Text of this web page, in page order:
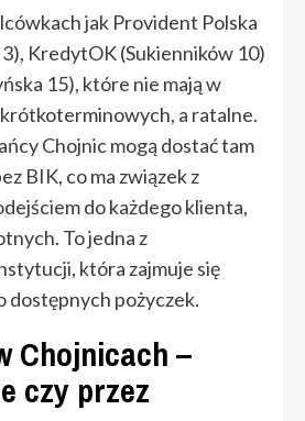
jak Provident Polska
KredytOK (Sukienników 10)
15), które nie mają w
a ratalne.
Chojnic mogą dostać tam
BIK, co ma związek z
do każdego klienta,
To jedna z
która zajmuje się
dostępnych pożyczek.
Chojnicach –
czy przez